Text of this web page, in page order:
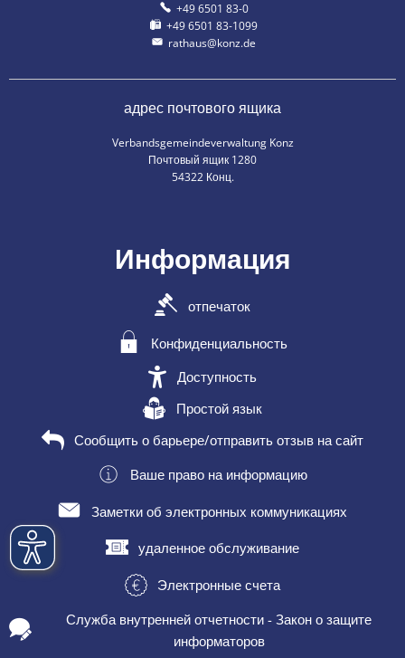
+49 6501 83-0
+49 6501 83-1099
rathaus@konz.de
адрес почтового ящика
Verbandsgemeindeverwaltung Konz
Почтовый ящик 1280
54322 Конц.
Информация
отпечаток
Конфиденциальность
Доступность
Простой язык
Сообщить о барьере/отправить отзыв на сайт
Ваше право на информацию
Заметки об электронных коммуникациях
удаленное обслуживание
Электронные счета
Служба внутренней отчетности - Закон о защите
информаторов